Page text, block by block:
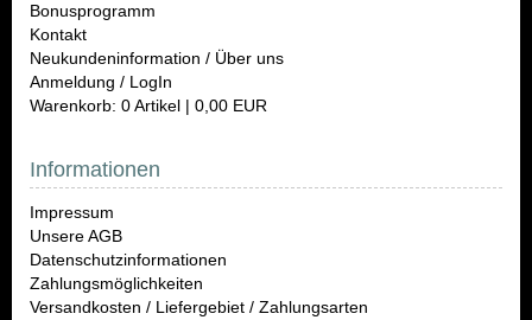
Bonusprogramm
Kontakt
Neukundeninformation / Über uns
Anmeldung / LogIn
Warenkorb: 0 Artikel | 0,00 EUR
Informationen
Impressum
Unsere AGB
Datenschutzinformationen
Zahlungsmöglichkeiten
Versandkosten / Liefergebiet / Zahlungsarten